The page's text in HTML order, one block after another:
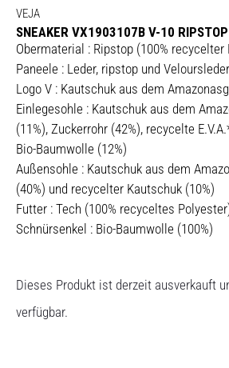
VEJA
SNEAKER VX1903107B V-10
Obermaterial : Ripstop (100% recycelter
Paneele : Leder, ripstop und Veloursleder
Logo V : Kautschuk aus dem
Einlegesohle : Kautschuk aus dem
(11%), Zuckerrohr (42%), recycelte
Bio-Baumwolle (12%)
Außensohle : Kautschuk aus dem
(40%) und recycelter Kautschuk (10%)
Futter : Tech (100% recyceltes
Schnürsenkel : Bio-Baumwolle (100%)
Dieses Produkt ist derzeit ausverkauft
verfügbar.